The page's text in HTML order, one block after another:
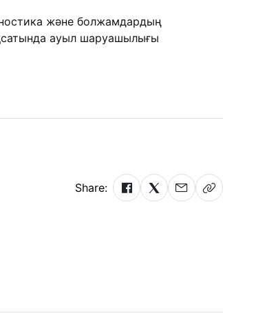
және болжамдардың
ауыл шаруашылығы
Share: